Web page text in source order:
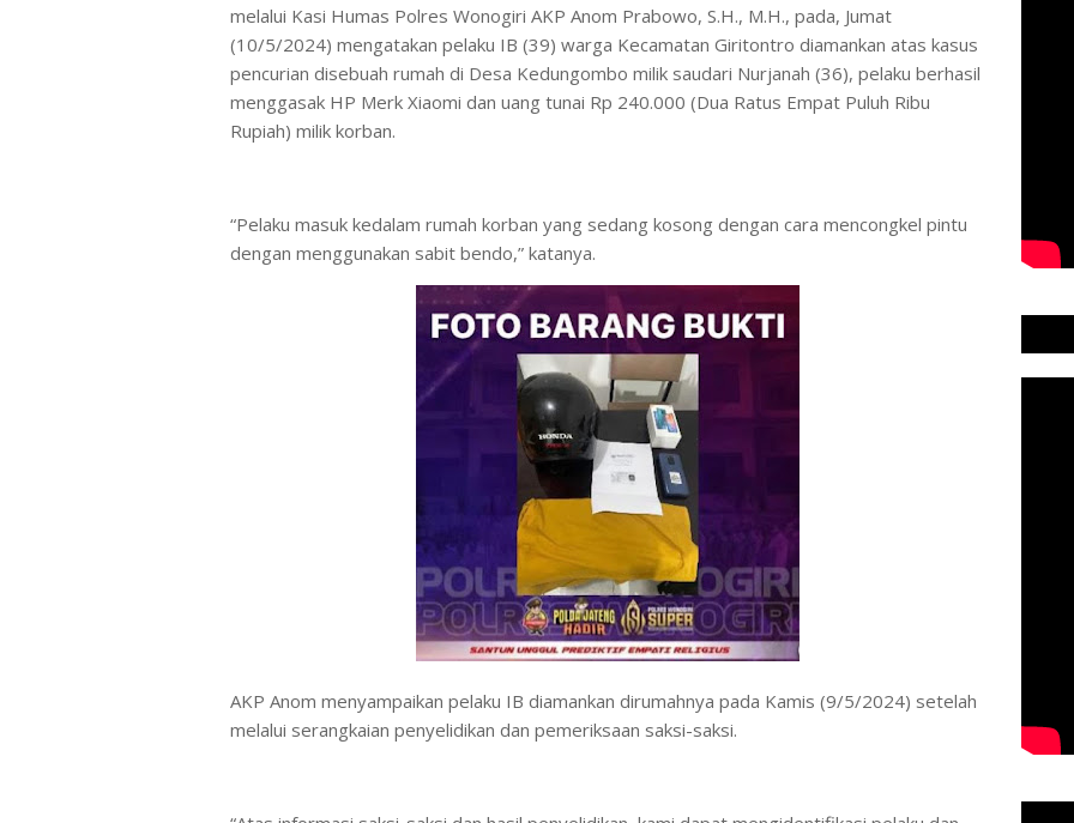
melalui Kasi Humas Polres Wonogiri AKP Anom Prabowo, S.H., M.H., pada, Jumat
(10/5/2024) mengatakan pelaku IB (39) warga Kecamatan Giritontro diamankan atas kasus
pencurian disebuah rumah di Desa Kedungombo milik saudari Nurjanah (36), pelaku berhasil
menggasak HP Merk Xiaomi dan uang tunai Rp 240.000 (Dua Ratus Empat Puluh Ribu
Rupiah) milik korban.
“Pelaku masuk kedalam rumah korban yang sedang kosong dengan cara mencongkel pintu
dengan menggunakan sabit bendo,” katanya.
AKP Anom menyampaikan pelaku IB diamankan dirumahnya pada Kamis (9/5/2024) setelah
melalui serangkaian penyelidikan dan pemeriksaan saksi-saksi.